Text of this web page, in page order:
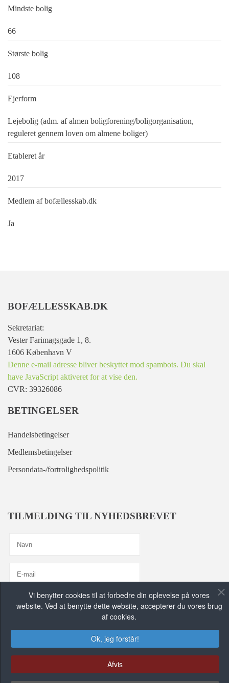
Vi benytter cookies til at forbedre din oplevelse på vores
website. Ved at benytte dette website, accepterer du vores brug
af cookies.
Ok, jeg forstår!
Afvis
Mindste bolig
66
Største bolig
108
Ejerform
Lejebolig (adm. af almen boligforening/boligorganisation,
reguleret gennem loven om almene boliger)
Etableret år
2017
Medlem af bofællesskab.dk
Ja
BOFÆLLESSKAB.DK
Sekretariat:
Vester Farimagsgade 1, 8.
1606 København V
Denne e-mail adresse bliver beskyttet mod spambots. Du skal
have JavaScript aktiveret for at vise den.
CVR: 39326086
BETINGELSER
Handelsbetingelser
Medlemsbetingelser
Persondata-/fortrolighedspolitik
TILMELDING TIL NYHEDSBREVET
Jeg er enig medPrivatlivspolitik
FIND OS PÅ DE SOCIALE MEDIER